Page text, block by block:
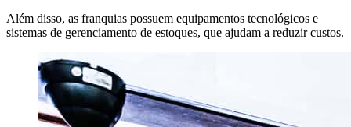
Além disso, as franquias possuem equipamentos tecnológicos e
sistemas de gerenciamento de estoques, que ajudam a reduzir custos.